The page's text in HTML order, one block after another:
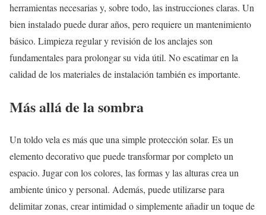
herramientas necesarias y, sobre todo, las instrucciones claras. Un
bien instalado puede durar años, pero requiere un mantenimiento
básico. Limpieza regular y revisión de los anclajes son
fundamentales para prolongar su vida útil. No escatimar en la
calidad de los materiales de instalación también es importante.
Más allá de la sombra
Un toldo vela es más que una simple protección solar. Es un
elemento decorativo que puede transformar por completo un
espacio. Jugar con los colores, las formas y las alturas crea un
ambiente único y personal. Además, puede utilizarse para
delimitar zonas, crear intimidad o simplemente añadir un toque de